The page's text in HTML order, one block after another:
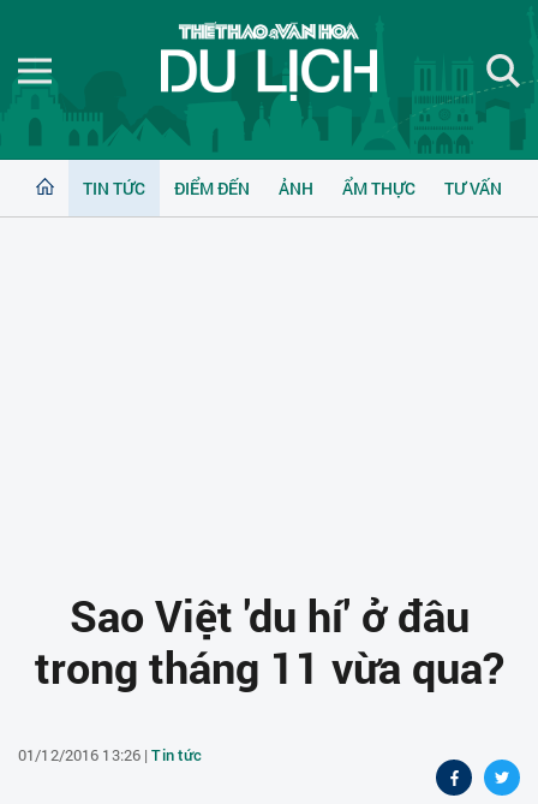
TIN TỨC ĐIỂM ĐẾN ẢNH ẨM THỰC TƯ VẤN
Sao Việt 'du hí' ở đâu
trong tháng 11 vừa qua?
01/12/2016 13:26 |Tin tức